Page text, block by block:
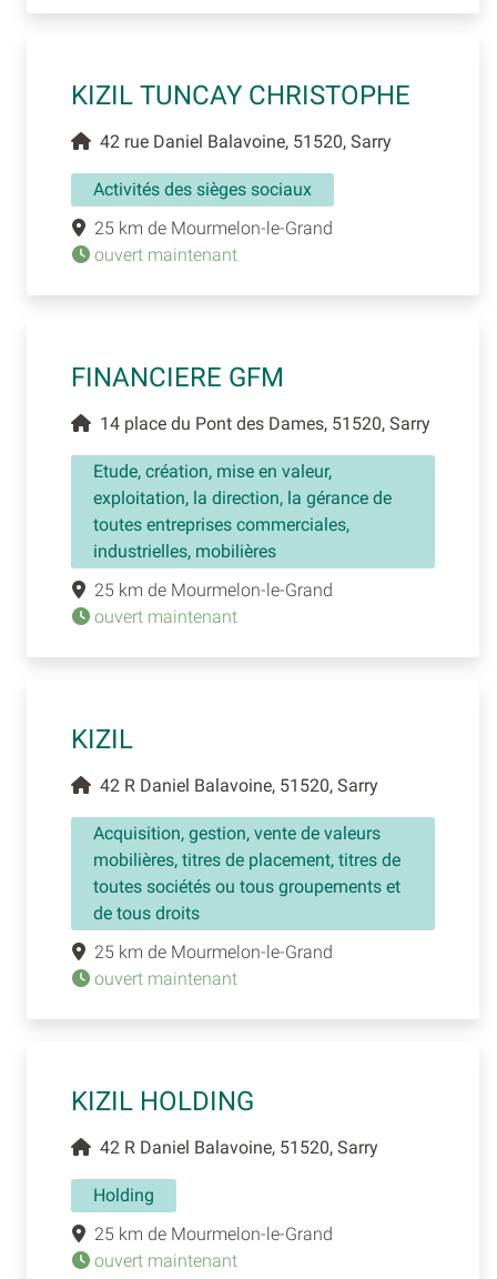
KIZIL TUNCAY CHRISTOPHE
42 rue Daniel Balavoine, 51520, Sarry
Activités des sièges sociaux
25 km de Mourmelon-le-Grand
ouvert maintenant
FINANCIERE GFM
14 place du Pont des Dames, 51520, Sarry
Etude, création, mise en valeur,
exploitation, la direction, la gérance de
toutes entreprises commerciales,
industrielles, mobilières
25 km de Mourmelon-le-Grand
ouvert maintenant
KIZIL
42 R Daniel Balavoine, 51520, Sarry
Acquisition, gestion, vente de valeurs
mobilières, titres de placement, titres de
toutes sociétés ou tous groupements et
de tous droits
25 km de Mourmelon-le-Grand
ouvert maintenant
KIZIL HOLDING
42 R Daniel Balavoine, 51520, Sarry
Holding
25 km de Mourmelon-le-Grand
ouvert maintenant